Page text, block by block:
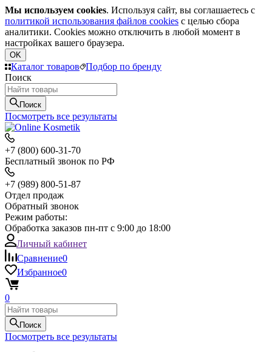
Мы используем cookies. Используя сайт, вы соглашаетесь с
политикой использования файлов cookies с целью сбора
аналитики. Cookies можно отключить в любой момент в
настройках вашего браузера.
OK
Каталог товаров
Подбор по бренду
Поиск
Поиск
Посмотреть все результаты
+7 (800) 600-31-70
Бесплатный звонок по РФ
+7 (989) 800-51-87
Отдел продаж
Обратный звонок
Режим работы:
Обработка заказов пн-пт с 9:00 до 18:00
Личный кабинет
Сравнение0
Избранное0
0
Поиск
Посмотреть все результаты